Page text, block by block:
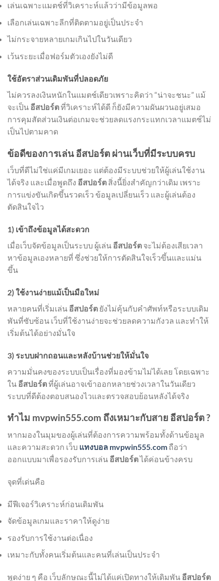
เล่นเฉพาะแมตช์ที่วิเคราะห์แล้วว่ามีข้อมูลพอ
เลือกเล่นเฉพาะลีกที่ติดตามอยู่เป็นประจำ
ไม่กระจายหลายเกมเกินไปในวันเดียว
เว้นระยะเมื่อฟอร์มตัวเองยังไม่ดี
ใช้อัตราส่วนเดิมพันที่ปลอดภัย
ไม่ควรลงเงินหนักในแมตช์เดียวเพราะคิดว่า “น่าจะชนะ” แม้
จะเป็น อีสปอร์ตที่วิเคราะห์ได้ดี ก็ยังมีความผันผวนอยู่เสมอ
การคุมสัดส่วนเงินต่อเกมจะช่วยลดแรงกระแทกเวลาแมตช์ไม่
เป็นไปตามคาด
ข้อดีของการเล่น อีสปอร์ต ผ่านเว็บที่มีระบบครบ
เว็บที่ดีไม่ใช่แค่มีเกมเยอะ แต่ต้องมีระบบช่วยให้ผู้เล่นใช้งาน
ได้จริง และเมื่อพูดถึง อีสปอร์ต สิ่งนี้ยิ่งสำคัญกว่าเดิม เพราะ
การแข่งขันเกิดขึ้นรวดเร็ว ข้อมูลเปลี่ยนเร็ว และผู้เล่นต้อง
ตัดสินใจไว
1) เข้าถึงข้อมูลได้สะดวก
เมื่อเว็บจัดข้อมูลเป็นระบบ ผู้เล่น อีสปอร์ต จะไม่ต้องเสียเวลา
หาข้อมูลเองหลายที่ ซึ่งช่วยให้การตัดสินใจเร็วขึ้นและแม่น
ขึ้น
2) ใช้งานง่ายแม้เป็นมือใหม่
หลายคนที่เริ่มเล่น อีสปอร์ต ยังไม่คุ้นกับคำศัพท์หรือระบบเดิม
พันที่ซับซ้อน เว็บที่ใช้งานง่ายจะช่วยลดความกังวล และทำให้
เริ่มต้นได้อย่างมั่นใจ
3) ระบบฝากถอนและหลังบ้านช่วยให้มั่นใจ
ความมั่นคงของระบบเป็นเรื่องที่มองข้ามไม่ได้เลย โดยเฉพาะ
ใน อีสปอร์ตที่ผู้เล่นอาจเข้าออกหลายช่วงเวลาในวันเดียว
ระบบที่ดีต้องตอบสนองไวและตรวจสอบย้อนหลังได้จริง
ทำไม mvpwin555.com ถึงเหมาะกับสาย อีสปอร์ต ?
หากมองในมุมของผู้เล่นที่ต้องการความพร้อมทั้งด้านข้อมูล
และความสะดวก เว็บ แทงบอล mvpwin555.com ถือว่า
ออกแบบมาเพื่อรองรับการเล่น อีสปอร์ตได้ค่อนข้างครบ
จุดที่เด่นคือ
มีฟีเจอร์วิเคราะห์ก่อนเดิมพัน
จัดข้อมูลเกมและราคาให้ดูง่าย
รองรับการใช้งานต่อเนื่อง
เหมาะกับทั้งคนเริ่มต้นและคนที่เล่นเป็นประจำ
พูดง่าย ๆ คือ เว็บลักษณะนี้ไม่ได้แค่เปิดทางให้เดิมพัน อีสปอร์ต